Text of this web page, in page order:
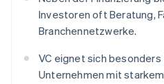
Investoren oft Beratung,
Branchennetzwerke.
VC eignet sich
Unternehmen mit